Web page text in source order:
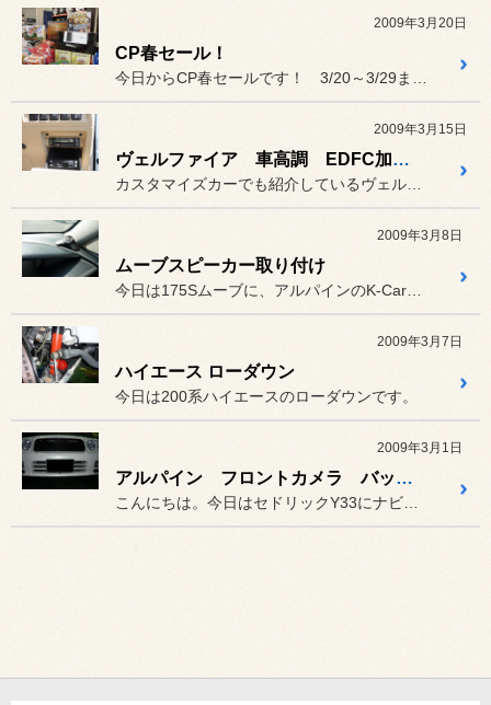
2009年3月20日
CP春セール！
2009年3月15日
ヴェルファイア 車高調 EDFC加工取り付け
2009年3月8日
ムーブスピーカー取り付け
2009年3月7日
ハイエース ローダウン
今日は200系ハイエースのローダウンです。
2009年3月1日
アルパイン フロントカメラ バックカメラ取り付け